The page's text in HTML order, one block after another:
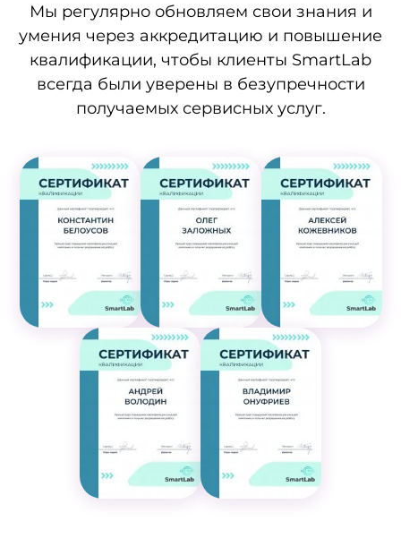
Мы регулярно обновляем свои знания и
умения через аккредитацию и повышение
квалификации, чтобы клиенты SmartLab
всегда были уверены в безупречности
получаемых сервисных услуг.